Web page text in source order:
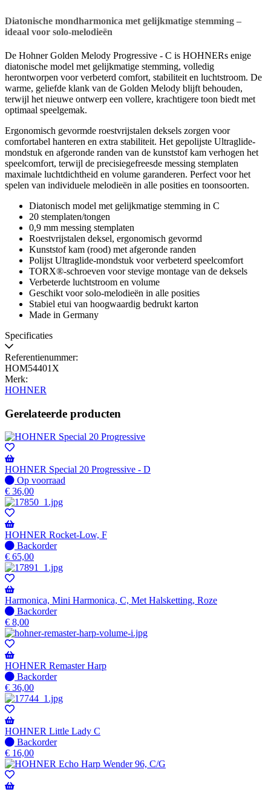
Diatonische mondharmonica met gelijkmatige stemming –
ideaal voor solo-melodieën
De Hohner Golden Melody Progressive - C is HOHNERs enige
diatonische model met gelijkmatige stemming, volledig
herontworpen voor verbeterd comfort, stabiliteit en luchtstroom. De
warme, geliefde klank van de Golden Melody blijft behouden,
terwijl het nieuwe ontwerp een vollere, krachtigere toon biedt met
optimaal speelgemak.
Ergonomisch gevormde roestvrijstalen deksels zorgen voor
comfortabel hanteren en extra stabiliteit. Het gepolijste Ultraglide-
mondstuk en afgeronde randen van de kunststof kam verhogen het
speelcomfort, terwijl de precisiegefreesde messing stemplaten
maximale luchtdichtheid en volume garanderen. Perfect voor het
spelen van individuele melodieën in alle posities en toonsoorten.
Diatonisch model met gelijkmatige stemming in C
20 stemplaten/tongen
0,9 mm messing stemplaten
Roestvrijstalen deksel, ergonomisch gevormd
Kunststof kam (rood) met afgeronde randen
Polijst Ultraglide-mondstuk voor verbeterd speelcomfort
TORX®-schroeven voor stevige montage van de deksels
Verbeterde luchtstroom en volume
Geschikt voor solo-melodieën in alle posities
Stabiel etui van hoogwaardig bedrukt karton
Made in Germany
Specificaties
Referentienummer:
HOM54401X
Merk:
HOHNER
Gerelateerde producten
HOHNER Special 20 Progressive - D
Op
voorraad
Op voorraad
€ 36,00
HOHNER Rocket-Low, F
Niet
op
voorraad
-
Wordt
verzonden
wanneer
beschikbaar
Backorder
€ 65,00
Harmonica, Mini Harmonica, C, Met Halsketting, Roze
Niet
op
voorraad
-
Wordt
verzonden
wanneer
beschikbaar
Backorder
€ 8,00
HOHNER Remaster Harp
Niet
op
voorraad
-
Wordt
verzonden
wanneer
beschikbaar
Backorder
€ 36,00
HOHNER Little Lady C
Niet
op
voorraad
-
Wordt
Backorder
€ 16,00